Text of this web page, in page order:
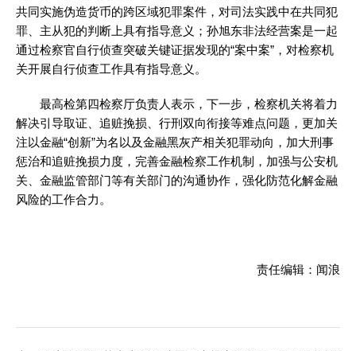
共同实施伪造货币的跨区域犯罪案件，对司法实践中在共同犯
罪、主从犯的判断上具有指导意义；孙旭东非法经营案是一起
通过检察官自行侦查突破关键证据发现的“案中案”，对检察机
关开展自行侦查工作具有指导意义。
最高检第四检察厅负责人表示，下一步，检察机关将着力
解决引导取证、追赃挽损、行刑双向衔接等难点问题，更加关
注以金融“创新”为名以及金融黑灰产相关犯罪动向，加大刑事
惩治和追赃挽损力度，完善金融检察工作机制，加强与公安机
关、金融监管部门等有关部门的沟通协作，强化防范化解金融
风险的工作合力。
责任编辑：闻浪